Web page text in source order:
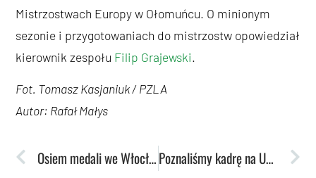
Mistrzostwach Europy w Ołomuńcu. O minionym
sezonie i przygotowaniach do mistrzostw opowiedział
kierownik zespołu Filip Grajewski.
Fot. Tomasz Kasjaniuk / PZLA
Autor: Rafał Małys
Osiem medali we Włocławku. Drużynowy sukces akademików na mistrzostwach Polski U23 Poznaliśmy kadrę na Uniwersjadę